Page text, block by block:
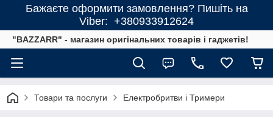
Бажаєте оформити замовлення? Пишіть на
Viber: +380933912624
"BAZZARR" - магазин оригінальних товарів і гаджетів!
Товари та послуги Електробритви і Тримери